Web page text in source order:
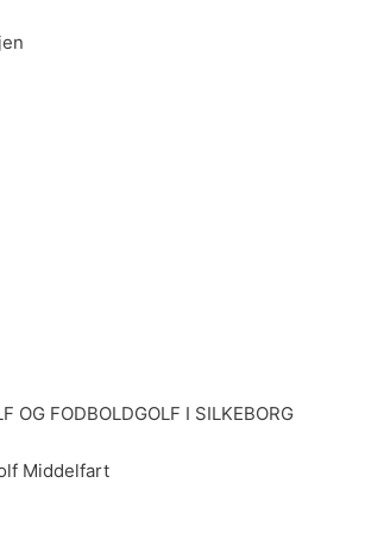
OG FODBOLDGOLF I SILKEBORG
Middelfart